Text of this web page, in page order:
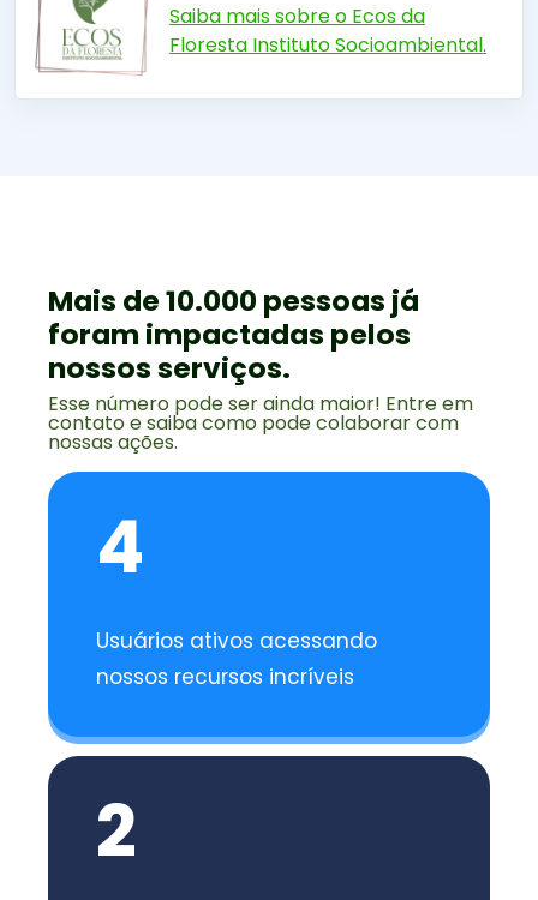
Saiba mais sobre o Ecos da
Floresta Instituto Socioambiental.
Mais de 10.000 pessoas já
foram impactadas pelos
nossos serviços.
Esse número pode ser ainda maior! Entre em
contato e saiba como pode colaborar com
nossas ações.
4
Usuários ativos acessando
nossos recursos incríveis
2